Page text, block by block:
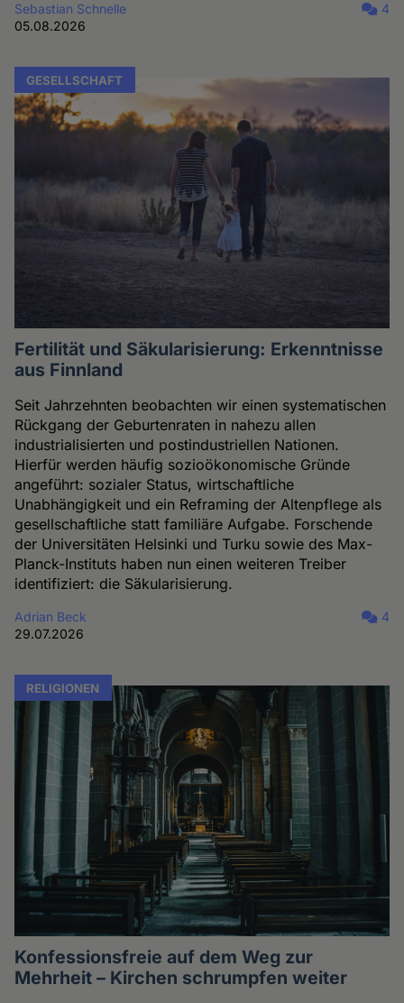
Sebastian Schnelle
05.08.2026
4
GESELLSCHAFT
Fertilität und Säkularisierung: Erkenntnisse
aus Finnland
Seit Jahrzehnten beobachten wir einen systematischen
Rückgang der Geburtenraten in nahezu allen
industrialisierten und postindustriellen Nationen.
Hierfür werden häufig sozioökonomische Gründe
angeführt: sozialer Status, wirtschaftliche
Unabhängigkeit und ein Reframing der Altenpflege als
gesellschaftliche statt familiäre Aufgabe. Forschende
der Universitäten Helsinki und Turku sowie des Max-
Planck-Instituts haben nun einen weiteren Treiber
identifiziert: die Säkularisierung.
Adrian Beck
29.07.2026
4
RELIGIONEN
Konfessionsfreie auf dem Weg zur
Mehrheit – Kirchen schrumpfen weiter